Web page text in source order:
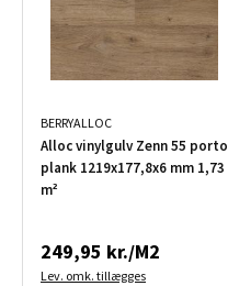
BERRYALLOC
Alloc vinylgulv Zenn 55 porto
plank 1219x177,8x6 mm 1,73
m²
249,95 kr./M2
Lev. omk. tillægges